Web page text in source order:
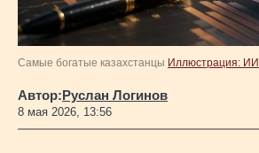
О нас
Все новости
Самые богатые казахстанцы Иллюстрация: ИИ
Автор:Руслан Логинов
8 мая 2026, 13:56